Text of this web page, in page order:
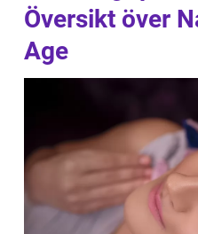
Översikt över
Age